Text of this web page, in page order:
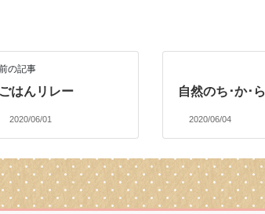
の記事
ごはんリレー
2020/06/01
自然のち･か･ら
2020/06/04